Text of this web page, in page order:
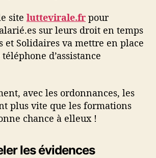
site luttevirale.fr pour
sur leurs droit en temps
et Solidaires va mettre en place
d’assistance
avec les ordonnances, les
plus vite que les formations
chance à elleux !
les évidences